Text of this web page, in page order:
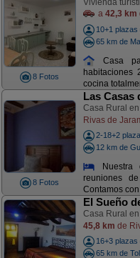
8 Fotos
Vivienda
a 42,3 km
10+1 plazas
65 km de
Casa
habitaciones
cocina
8 Fotos
Las Casas
Casa Rural en
Rivas de
2-18+2
12 km de
Nuestra
reuniones
Contamos
El Sueño
Casa Rural en
45,8 km de
16+3 plazas
65 km de